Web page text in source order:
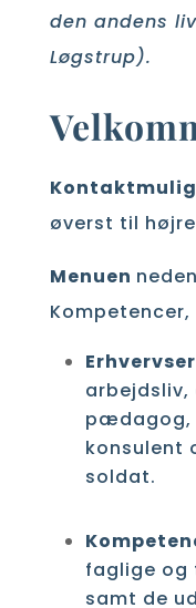
den andens
Løgstrup).
øverst til
Menuen
pædagog,
konsulent
soldat.
faglige og
samt de